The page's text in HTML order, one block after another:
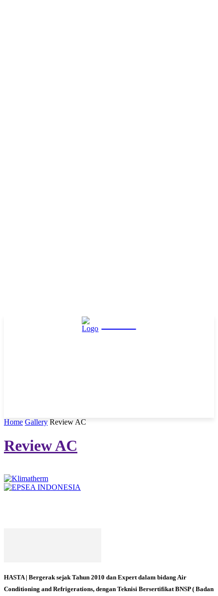
Home Gallery Review AC
Review AC
HASTA | Bergerak sejak Tahun 2010 dan Expert dalam bidang Air
Conditioning and Refrigerations, dengan Teknisi Bersertifikat BNSP ( Badan